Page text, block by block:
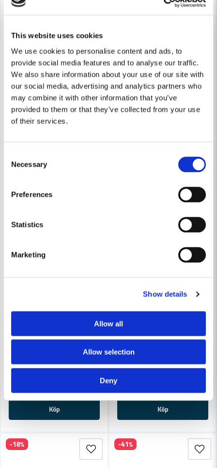
This website uses cookies
We use cookies to personalise content and ads, to
provide social media features and to analyse our traffic.
We also share information about your use of our site with
our social media, advertising and analytics partners who
may combine it with other information that you’ve
provided to them or that they’ve collected from your use
of their services.
Selection
Necessary
Preferences
Statistics
Marketing
Show details
Allow all
Allow selection
Deny
BOSCH PROFESSIONAL
Bosch T43A Sågblad För GSG 130mm (2-P)
Finns i Webblager
Köp
Bosch GSG 300
11 116 kr
9 357 kr
3-7 arbetsdagar
Köp
-18% -41%